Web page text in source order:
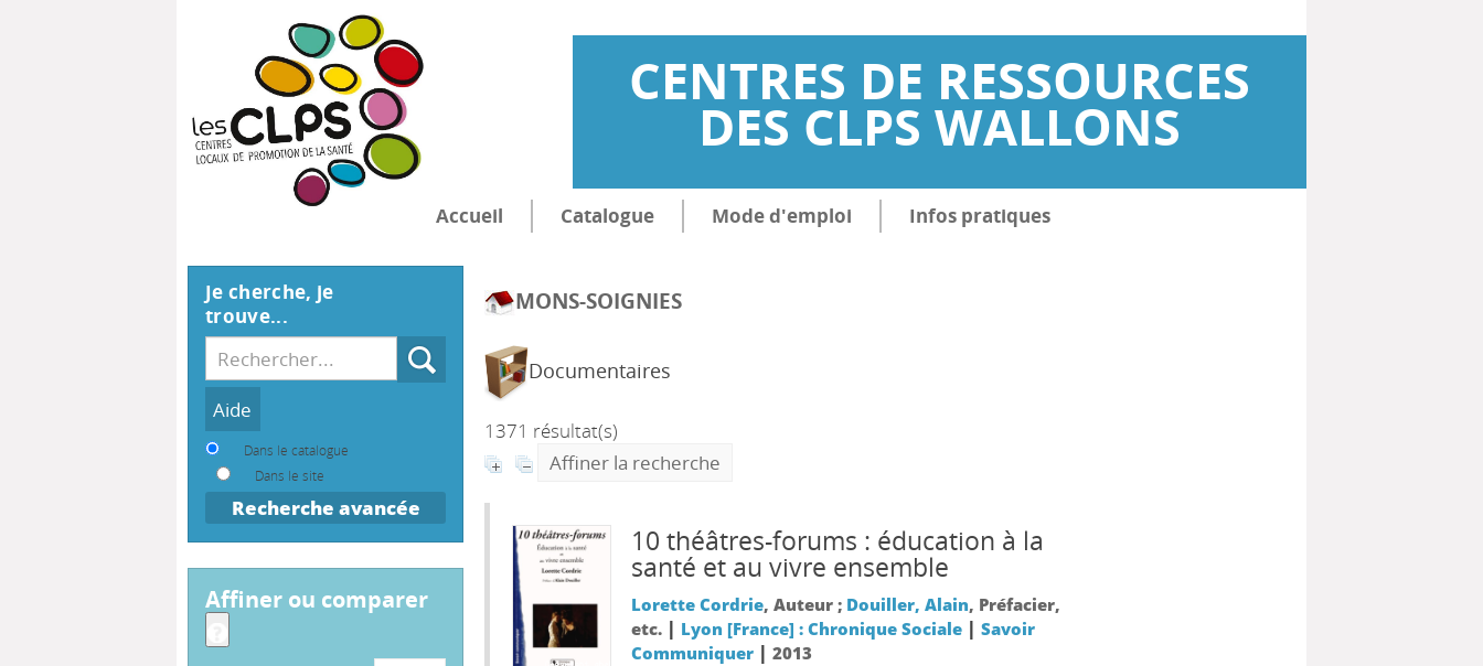
CENTRES DE RESSOURCES
DES CLPS WALLONS
Accueil Catalogue Mode d'emploi Infos pratiques
MONS-SOIGNIES
Documentaires
1371 résultat(s)
Affiner la recherche
10 théâtres-forums : éducation à la
santé et au vivre ensemble
Lorette Cordrie, Auteur ; Douiller, Alain, Préfacier,
etc. | Lyon [France] : Chronique Sociale| Savoir
Communiquer| 2013
Je cherche, je
trouve...
Recherche
Dans le catalogue
Dans le site
Recherche avancée
affiner ou comparer